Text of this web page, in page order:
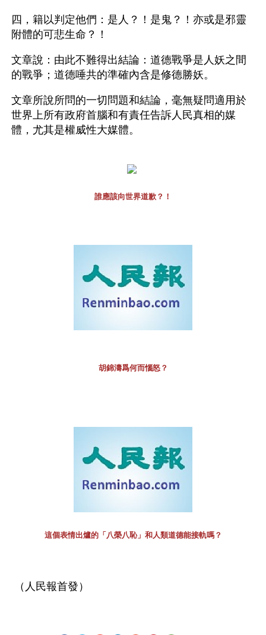
四，籍以判定他們：是人？！是鬼？！亦或是邪靈
附體的可悲生命？！
文章說：由此不難得出結論：道德戰爭是人妖之間
的戰爭；道德唾共的準確內含是修德勝妖。
文章所說所問的一切問題和結論，毫無疑問適用於
世界上所有政府首腦和有責任告訴人民真相的媒
體，尤其是權威性大媒體。
誰應該向世界道歉？！
胡錦濤爲何而惱怒？
這個表情出爐的「八榮八恥」和人類道德能接軌嗎？